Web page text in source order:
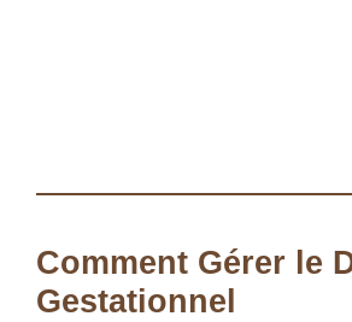
Comment Gérer le
Gestationnel